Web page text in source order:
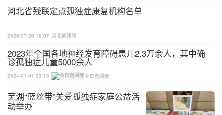
已认证 区域：山西忻州市 成立日期：2019-11-14 创
原平市震宇特殊教育学校前身是原平市震宇聋儿语训
部，创办于2006年，是该市创建最早的语训部。201
0年获批残联定点康复机构，并备案于该市民政局。2
019年得到市教育科技局支持，成立了现在的原平市
河北省残联定点孤独症康复机构名单
2026-07-26 16:07 河北省残联
2023年全国各地神经发育障碍患儿2.3万余人，其中确
诊孤独症儿童5000余人
2024-01-01 23:13 今日自闭症
芜湖“蓝丝带”关爱孤独症家庭公益活
动举办